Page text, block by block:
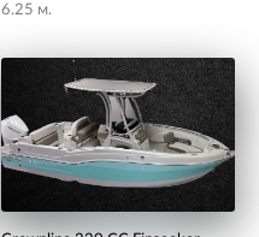
6.25 м.